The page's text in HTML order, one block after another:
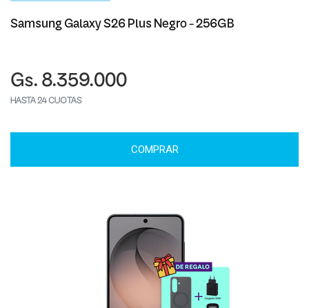
Samsung Galaxy S26 Plus Negro - 256GB
Gs. 8.359.000
HASTA 24 CUOTAS
COMPRAR